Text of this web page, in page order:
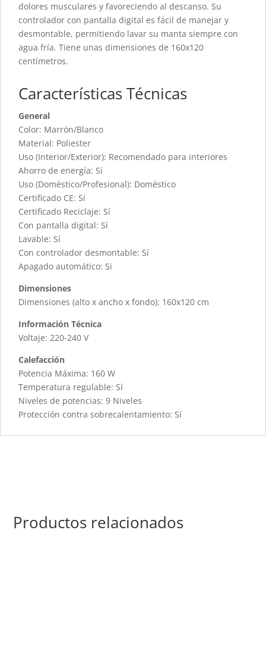
dolores musculares y favoreciendo al descanso. Su
controlador con pantalla digital es fácil de manejar y
desmontable, permitiendo lavar su manta siempre con
agua fría. Tiene unas dimensiones de 160x120
centímetros.
Características Técnicas
General
Color: Marrón/Blanco
Material: Poliester
Uso (Interior/Exterior): Recomendado para interiores
Ahorro de energía: Sí
Uso (Doméstico/Profesional): Doméstico
Certificado CE: Sí
Certificado Reciclaje: Sí
Con pantalla digital: Sí
Lavable: Sí
Con controlador desmontable: Sí
Apagado automático: Si
Dimensiones
Dimensiones (alto x ancho x fondo): 160x120 cm
Información Técnica
Voltaje: 220-240 V
Calefacción
Potencia Máxima: 160 W
Temperatura regulable: Sí
Niveles de potencias: 9 Niveles
Protección contra sobrecalentamiento: Sí
Productos relacionados